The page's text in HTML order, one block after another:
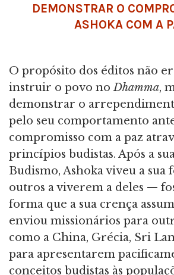
DEMONSTRAR O
ASHOKA COM A
O propósito dos éditos não
instruir o povo noDhamma,
demonstrar o
pelo seu comportamento
compromisso com a paz
princípios budistas. Após a
Budismo, Ashoka viveu a sua
outros a viverem a deles —
forma que a sua crença
enviou missionários para
como a China, Grécia, Sri
para apresentarem
conceitos budistas às